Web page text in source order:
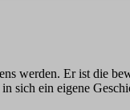
werden. Er ist die
sich ein eigene